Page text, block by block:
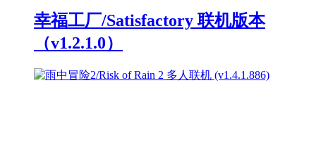
幸福工厂/Satisfactory 联机版本
（v1.2.1.0）